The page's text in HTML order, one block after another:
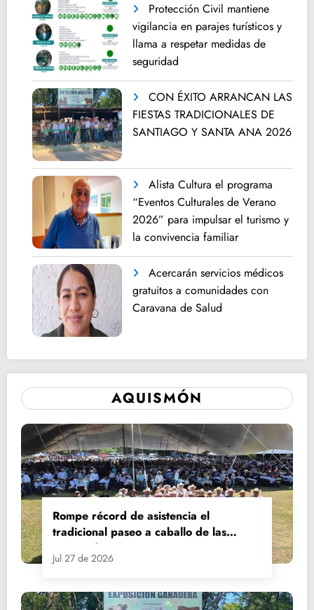
Protección Civil mantiene
vigilancia en parajes turísticos y
llama a respetar medidas de
seguridad
CON ÉXITO ARRANCAN LAS
FIESTAS TRADICIONALES DE
SANTIAGO Y SANTA ANA 2026
Alista Cultura el programa
“Eventos Culturales de Verano
2026” para impulsar el turismo y
la convivencia familiar
Acercarán servicios médicos
gratuitos a comunidades con
Caravana de Salud
AQUISMÓN
Rompe récord de asistencia el
tradicional paseo a caballo de las
Fiestas de Santiago y Santa Ana
Jul 27 de 2026